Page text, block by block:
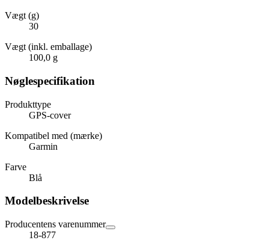
Vægt (g)
30
Vægt (inkl. emballage)
100,0 g
Nøglespecifikation
Produkttype
GPS-cover
Kompatibel med (mærke)
Garmin
Farve
Blå
Modelbeskrivelse
Producentens varenummer
18-877